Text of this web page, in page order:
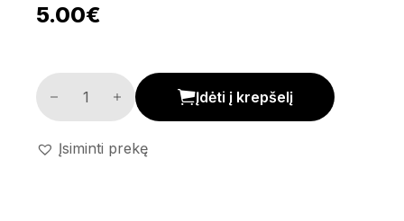
5.00€
Žaisliukų komplektas 'White Elegance' kiekis
Įdėti į krepšelį
Įsiminti prekę